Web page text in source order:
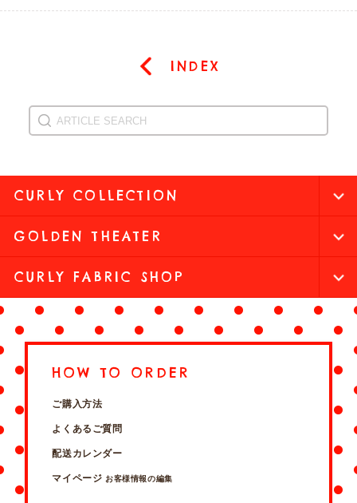
INDEX
CURLY COLLECTION
GOLDEN THEATER
CURLY FABRIC SHOP
HOW TO ORDER
ご購入方法
よくあるご質問
配送カレンダー
マイページ お客様情報の編集